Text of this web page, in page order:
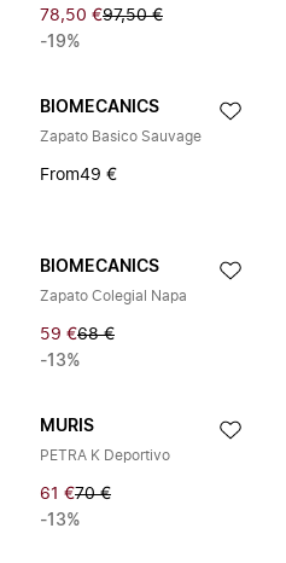
78,50 €97,50 €
-19%
BIOMECANICS
Zapato Basico Sauvage
From49 €
BIOMECANICS
Zapato Colegial Napa
59 €68 €
-13%
MURIS
PETRA K Deportivo
61 €70 €
-13%